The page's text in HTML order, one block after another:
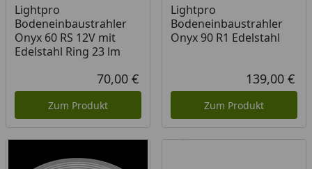
Lightpro
Bodeneinbaustrahler
Onyx 60 RS 12V mit
Edelstahl Ring 23 lm
Aktueller Preis
70,00 €
Zum Produkt
Lightpro
Bodeneinbaustrahler
Onyx 90 R1 Edelstahl
139,00 €
Zum Produkt